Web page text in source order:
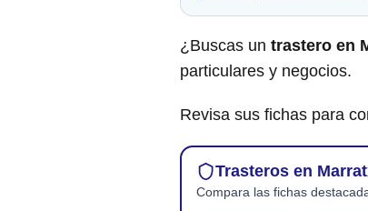
¿Buscas un trastero en
particulares y negocios.
Revisa sus fichas para
Trasteros en
Compara las fichas